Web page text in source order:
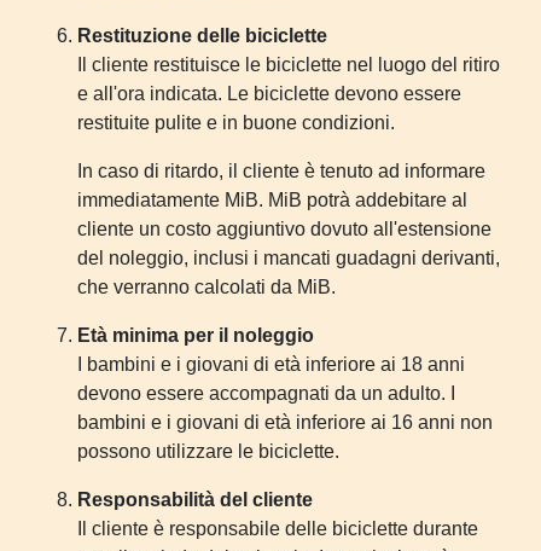
Restituzione delle biciclette
Il cliente restituisce le biciclette nel luogo del ritiro
e all'ora indicata. Le biciclette devono essere
restituite pulite e in buone condizioni.
In caso di ritardo, il cliente è tenuto ad informare
immediatamente MiB. MiB potrà addebitare al
cliente un costo aggiuntivo dovuto all'estensione
del noleggio, inclusi i mancati guadagni derivanti,
che verranno calcolati da MiB.
Età minima per il noleggio
I bambini e i giovani di età inferiore ai 18 anni
devono essere accompagnati da un adulto. I
bambini e i giovani di età inferiore ai 16 anni non
possono utilizzare le biciclette.
Responsabilità del cliente
Il cliente è responsabile delle biciclette durante